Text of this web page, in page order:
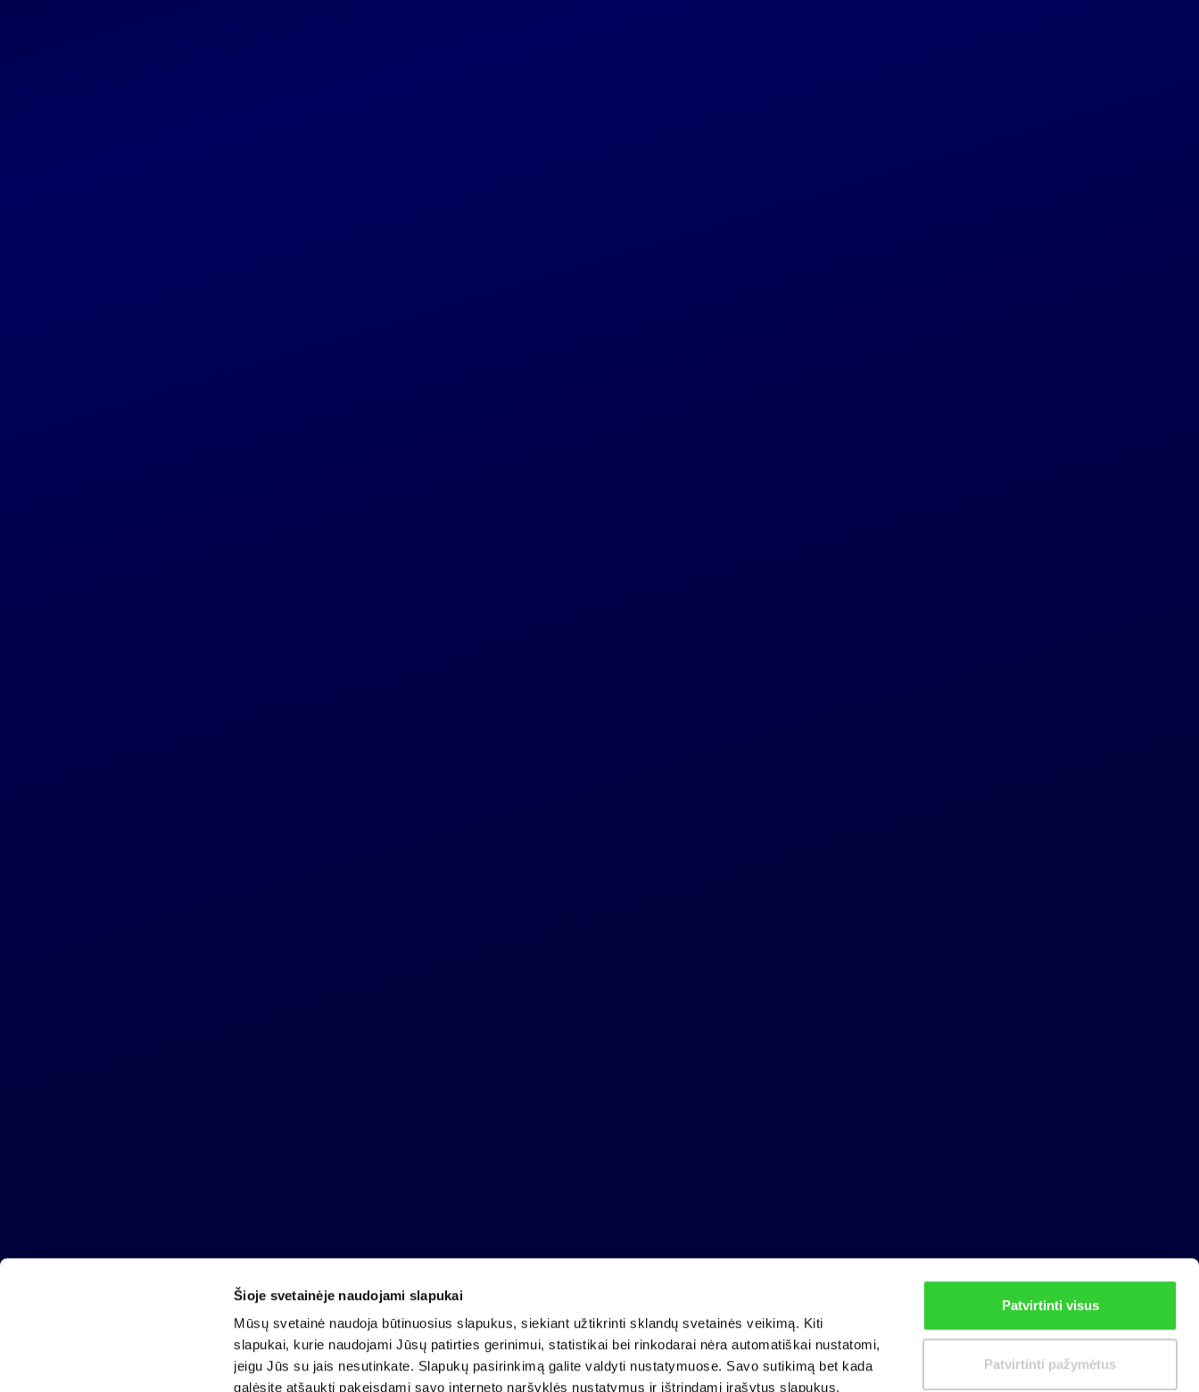
Šioje svetainėje naudojami slapukai
Mūsų svetainė naudoja būtinuosius slapukus, siekiant užtikrinti sklandų svetainės veikimą. Kiti
slapukai, kurie naudojami Jūsų patirties gerinimui, statistikai bei rinkodarai nėra automatiškai nustatomi,
jeigu Jūs su jais nesutinkate. Slapukų pasirinkimą galite valdyti nustatymuose. Savo sutikimą bet kada
galėsite atšaukti pakeisdami savo interneto naršyklės nustatymus ir ištrindami įrašytus slapukus.
Patvirtinti visus
Patvirtinti pažymėtus
info@invaldainvl.com
PVM mokėtojo kodas LT213043414
Įregistruota VĮ Registrų centras
A.s. LT25 4010 0424 0124 2013
Privatumo politika
Slapukų politika